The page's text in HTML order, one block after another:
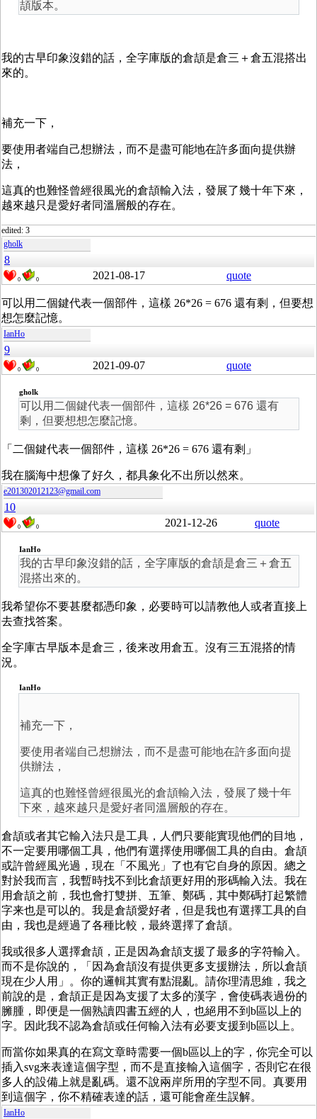
頡版本。
我的古早印象沒錯的話，全字庫版的倉頡是倉三＋倉五混搭出
來的。
補充一下，
要使用者端自己想辦法，而不是盡可能地在許多面向提供辦
法，
這真的也難怪曾經很風光的倉頡輸入法，發展了幾十年下來，
越來越只是愛好者同溫層般的存在。
edited: 3
gholk
8
0 0 2021-08-17 quote
可以用二個鍵代表一個部件，這樣 26*26 = 676 還有剩，但要想
想怎麼記憶。
IanHo
9
0 0 2021-09-07 quote
gholk
可以用二個鍵代表一個部件，這樣 26*26 = 676 還有
剩，但要想想怎麼記憶。
「二個鍵代表一個部件，這樣 26*26 = 676 還有剩」
我在腦海中想像了好久，都具象化不出所以然來。
e201302012123@gmail.com
10
0 0 2021-12-26 quote
IanHo
我的古早印象沒錯的話，全字庫版的倉頡是倉三＋倉五
混搭出來的。
我希望你不要甚麼都憑印象，必要時可以請教他人或者直接上
去查找答案。
全字庫古早版本是倉三，後来改用倉五。沒有三五混搭的情
況。
IanHo
補充一下，
要使用者端自己想辦法，而不是盡可能地在許多面向提
供辦法，
這真的也難怪曾經很風光的倉頡輸入法，發展了幾十年
下來，越來越只是愛好者同溫層般的存在。
倉頡或者其它輸入法只是工具，人們只要能實現他們的目地，
不一定要用哪個工具，他們有選擇使用哪個工具的自由。倉頡
或許曾經風光過，現在「不風光」了也有它自身的原因。總之
對於我而言，我暫時找不到比倉頡更好用的形碼輸入法。我在
用倉頡之前，我也會打雙拼、五筆、鄭碼，其中鄭碼打起繁體
字来也是可以的。我是倉頡愛好者，但是我也有選擇工具的自
由，我也是經過了各種比較，最終選擇了倉頡。
我或很多人選擇倉頡，正是因為倉頡支援了最多的字符輸入。
而不是你說的，「因為倉頡沒有提供更多支援辦法，所以倉頡
現在少人用」。你的邏輯其實有點混亂。請你理清思維，我之
前說的是，倉頡正是因為支援了太多的漢字，會使碼表過份的
臃腫，即便是一個熟讀四書五經的人，也絕用不到b區以上的
字。因此我不認為倉頡或任何輸入法有必要支援到b區以上。
而當你如果真的在寫文章時需要一個b區以上的字，你完全可以
插入svg来表達這個字型，而不是直接輸入這個字，否則它在很
多人的設備上就是亂碼。還不說兩岸所用的字型不同。真要用
到這個字，你不精確表達的話，還可能會産生誤解。
IanHo